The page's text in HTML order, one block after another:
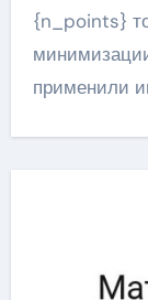
{n_points}
применили